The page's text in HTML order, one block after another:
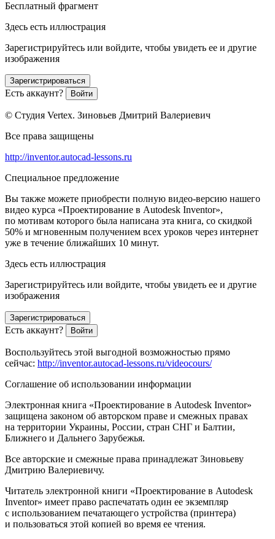
Бесплатный фрагмент
Здесь есть иллюстрация
Зарегистрируйтесь или войдите, чтобы увидеть ее и другие
изображения
Зарегистрироваться
Есть аккаунт? Войти
© Студия Vertex. Зиновьев Дмитрий Валериевич
Все права защищены
http://inventor.autocad-lessons.ru
Специальное предложение
Вы также можете приобрести полную видео-версию нашего
видео курса «Проектирование в Autodesk Inventor»,
по мотивам которого была написана эта книга, со скидкой
50% и мгновенным получением всех уроков через интернет
уже в течение ближайших 10 минут.
Здесь есть иллюстрация
Зарегистрируйтесь или войдите, чтобы увидеть ее и другие
изображения
Зарегистрироваться
Есть аккаунт? Войти
Воспользуйтесь этой выгодной возможностью прямо
сейчас: http://inventor.autocad-lessons.ru/videocours/
Соглашение об использовании информации
Электронная книга «Проектирование в Autodesk Inventor»
защищена законом об авторском праве и смежных правах
на территории Украины, России, стран СНГ и Балтии,
Ближнего и Дальнего Зарубежья.
Все авторские и смежные права принадлежат Зиновьеву
Дмитрию Валериевичу.
Читатель электронной книги «Проектирование в Autodesk
Inventor» имеет право распечатать один ее экземпляр
с использованием печатающего устройства (принтера)
и пользоваться этой копией во время ее чтения.